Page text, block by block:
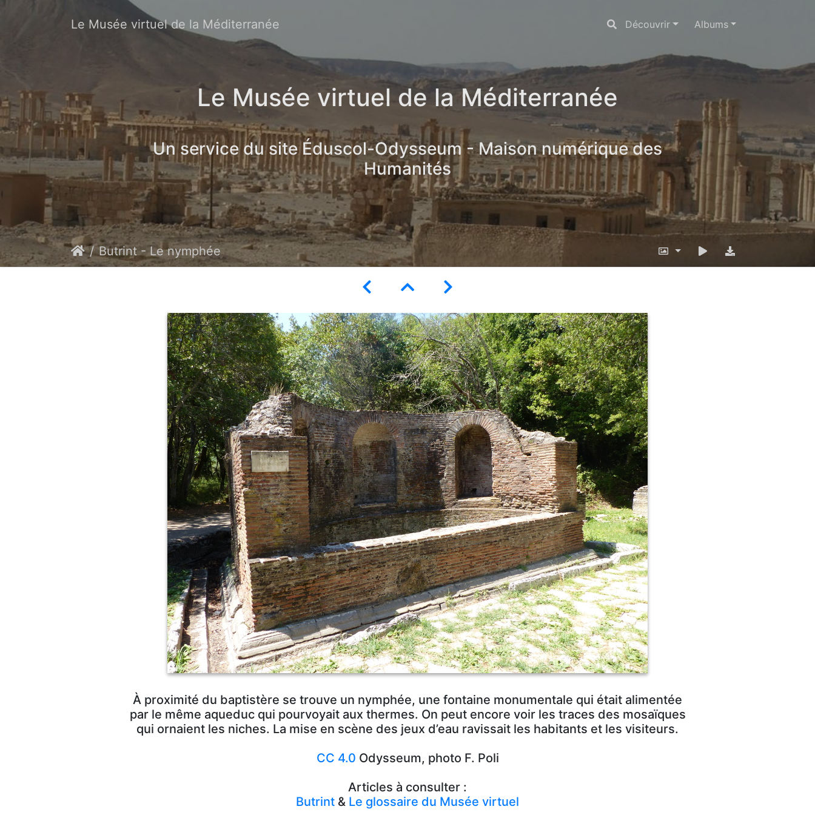
Le Musée virtuel de la Méditerranée Découvrir Albums
Le Musée virtuel de la Méditerranée
Un service du site Éduscol-Odysseum - Maison numérique des
Humanités
Butrint - Le nymphée
À proximité du baptistère se trouve un nymphée, une fontaine monumentale qui était alimentée
par le même aqueduc qui pourvoyait aux thermes. On peut encore voir les traces des mosaïques
qui ornaient les niches. La mise en scène des jeux d’eau ravissait les habitants et les visiteurs.
CC 4.0 Odysseum, photo F. Poli
Articles à consulter :
Butrint & Le glossaire du Musée virtuel